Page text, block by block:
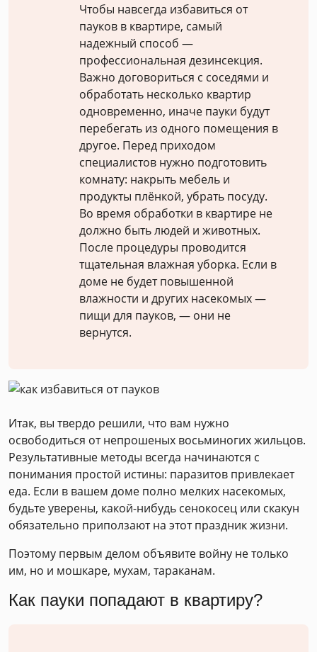
Чтобы навсегда избавиться от
пауков в квартире, самый
надежный способ —
профессиональная дезинсекция.
Важно договориться с соседями и
обработать несколько квартир
одновременно, иначе пауки будут
перебегать из одного помещения в
другое. Перед приходом
специалистов нужно подготовить
комнату: накрыть мебель и
продукты плёнкой, убрать посуду.
Во время обработки в квартире не
должно быть людей и животных.
После процедуры проводится
тщательная влажная уборка. Если в
доме не будет повышенной
влажности и других насекомых —
пищи для пауков, — они не
вернутся.
Итак, вы твердо решили, что вам нужно
освободиться от непрошеных восьминогих жильцов.
Результативные методы всегда начинаются с
понимания простой истины: паразитов привлекает
еда. Если в вашем доме полно мелких насекомых,
будьте уверены, какой-нибудь сенокосец или скакун
обязательно приползают на этот праздник жизни.
Поэтому первым делом объявите войну не только
им, но и мошкаре, мухам, тараканам.
Как пауки попадают в квартиру?